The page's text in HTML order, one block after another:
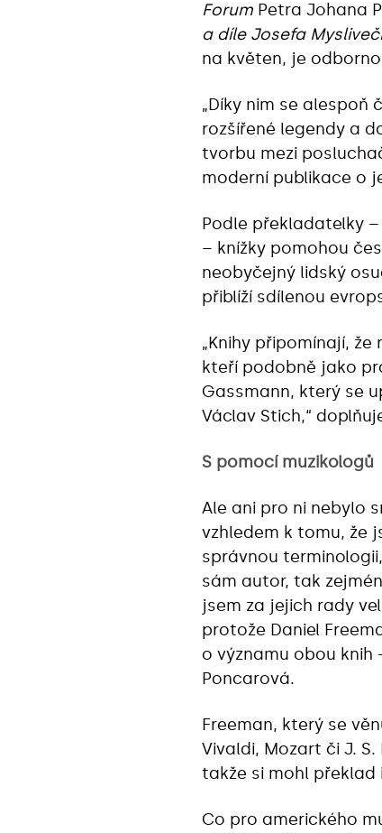
Forum Petra Johana
a díle Josefa
na květen, je
„Díky nim se alespoň
rozšířené legendy a
tvorbu mezi
moderní publikace o
Podle překladatelky
– knížky pomohou
neobyčejný lidský
přiblíží sdílenou
„Knihy připomínají,
kteří podobně jako
Gassmann, který se
Václav Stich,“
S pomocí muzikologů
Ale ani pro ni nebylo
vzhledem k tomu, že
správnou
sám autor, tak
jsem za jejich rady
protože Daniel
o významu obou knih
Poncarová.
Freeman, který se
Vivaldi, Mozart či J.
takže si mohl
Co pro amerického